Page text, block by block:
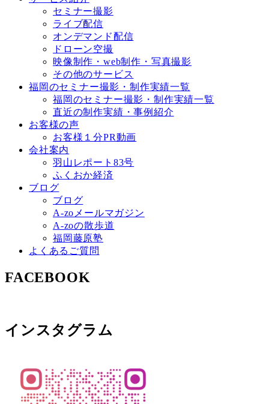
セミナー撮影
ライブ配信
オンデマンド配信
ドローン空撮
映像制作・web制作・写真撮影
その他のサービス
福岡のセミナー撮影・制作実績一覧
福岡のセミナー撮影・制作実績一覧
直近の制作実績・事例紹介
お客様の声
お客様１分PR動画
会社案内
羽山レポート83号
ふくおか経済
ブログ
ブログ
A-zoメールマガジン
A-zoの散歩道
福岡藤原塾
よくあるご質問
FACEBOOK
インスタグラム